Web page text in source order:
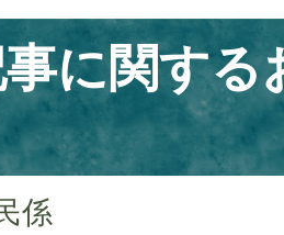
に関する
係